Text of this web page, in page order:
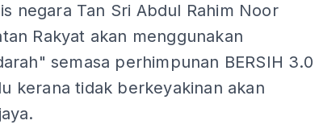
negara Tan Sri Abdul Rahim Noor
Rakyat akan menggunakan
semasa perhimpunan BERSIH 3.0
kerana tidak berkeyakinan akan